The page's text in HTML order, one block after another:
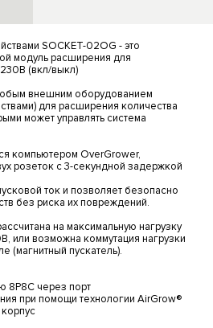
SOCKET-02OG - это
модуль расширения для
230В (вкл/выкл)
внешним оборудованием
для расширения количества
может управлять система
компьютером OverGrower,
розеток с 3-секундной задержкой
ток и позволяет безопасно
без риска их повреждений.
на максимальную нагрузку
или возможна коммутация нагрузки
(магнитный пускатель).
8P8С через порт
при помощи технологии AirGrow®